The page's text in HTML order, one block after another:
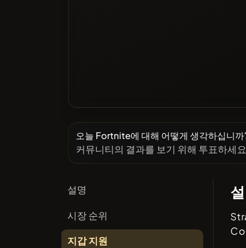
오늘 Fortnite에 대해 어떻게 생각하십니까
커뮤니티의 결과를 보기 위해 투표하세
설명
시장 순위
지갑 지원